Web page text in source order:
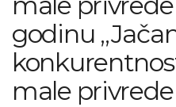
godinu
male privrede